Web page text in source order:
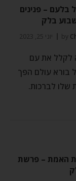
בלעם – פנינים
בלק
by יוני 25, 2023
לקלל את עם
בורא עולם הפך
שלו לברכות.
האמת – פרשת